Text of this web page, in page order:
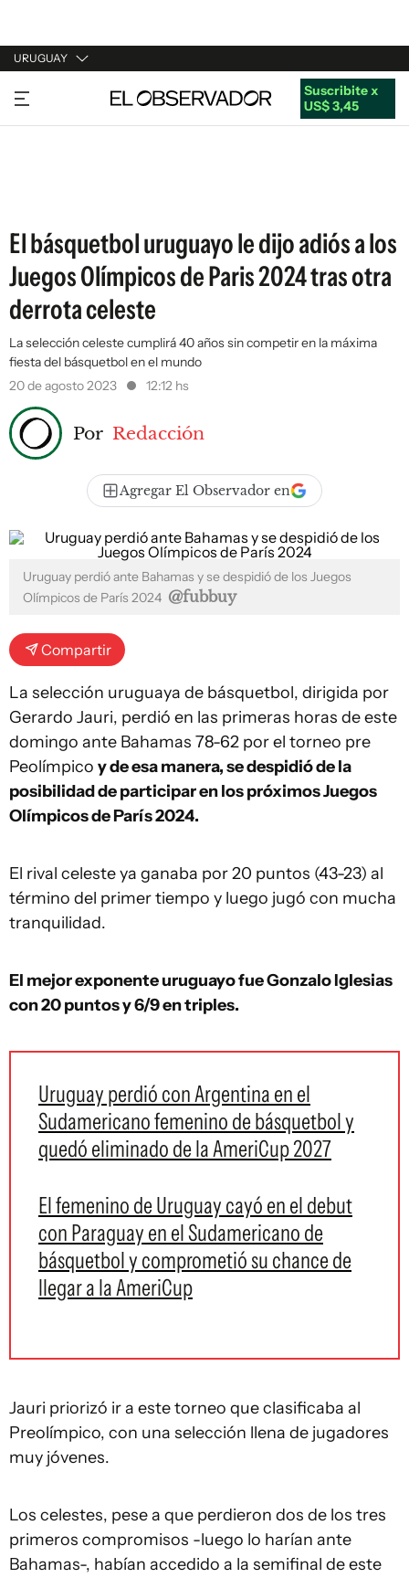
URUGUAY
URUGUAY
ARGENTINA
Suscribite x
US$ 3,45
El básquetbol uruguayo le dijo adiós a los
Juegos Olímpicos de Paris 2024 tras otra
derrota celeste
La selección celeste cumplirá 40 años sin competir en la máxima
fiesta del básquetbol en el mundo
20 de agosto 2023
12:12 hs
Por Redacción
Agregar El Observador en
Uruguay perdió ante Bahamas y se despidió de los Juegos
Olímpicos de París 2024 @fubbuy
Compartir
La selección uruguaya de básquetbol, dirigida por
Gerardo Jauri, perdió en las primeras horas de este
domingo ante Bahamas 78-62 por el torneo pre
Peolímpico y de esa manera, se despidió de la
posibilidad de participar en los próximos Juegos
Olímpicos de París 2024.
El rival celeste ya ganaba por 20 puntos (43-23) al
término del primer tiempo y luego jugó con mucha
tranquilidad.
El mejor exponente uruguayo fue Gonzalo Iglesias
con 20 puntos y 6/9 en triples.
Uruguay perdió con Argentina en el
Sudamericano femenino de básquetbol y
quedó eliminado de la AmeriCup 2027
El femenino de Uruguay cayó en el debut
con Paraguay en el Sudamericano de
básquetbol y comprometió su chance de
llegar a la AmeriCup
Jauri priorizó ir a este torneo que clasificaba al
Preolímpico, con una selección llena de jugadores
muy jóvenes.
Los celestes, pese a que perdieron dos de los tres
primeros compromisos -luego lo harían ante
Bahamas-, habían accedido a la semifinal de este